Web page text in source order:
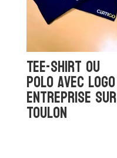
Tee-shirt ou
polo avec logo
entreprise sur
Toulon